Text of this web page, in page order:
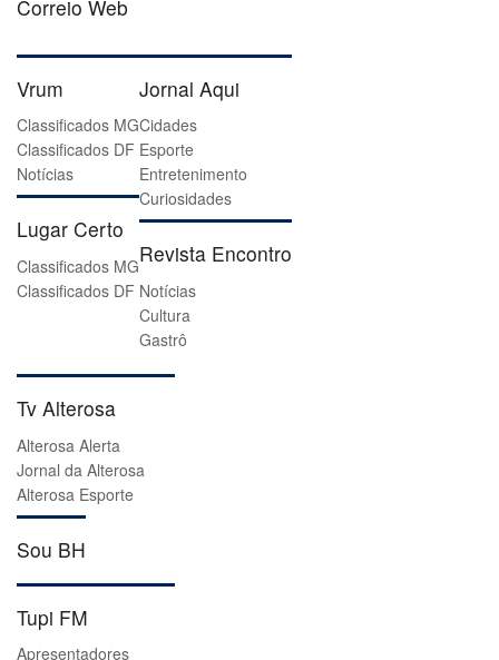
Correio Web
Vrum
Classificados MG
Classificados DF
Notícias
Lugar Certo
Classificados MG
Classificados DF
Jornal Aqui
Cidades
Esporte
Entretenimento
Curiosidades
Revista Encontro
Notícias
Cultura
Gastrô
Tv Alterosa
Alterosa Alerta
Jornal da Alterosa
Alterosa Esporte
Sou BH
Tupi FM
Apresentadores